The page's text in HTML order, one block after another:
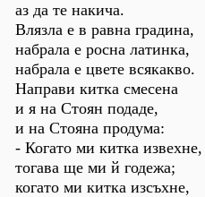
аз да те накича.
Влязла е в равна градина,
набрала е росна латинка,
набрала е цвете всякакво.
Направи китка смесена
и я на Стоян подаде,
и на Стояна продума:
- Когато ми китка извехне,
тогава ще ми й годежа;
когато ми китка изсъхне,